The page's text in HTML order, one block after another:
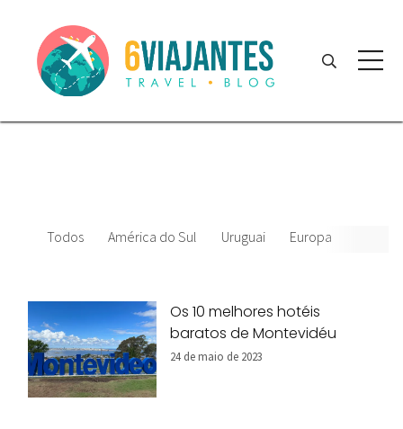
Todos América do Sul Uruguai Europa
Os 10 melhores hotéis
baratos de Montevidéu
24 de maio de 2023